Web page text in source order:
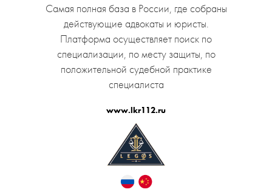
Самая полная база в России, где собраны
действующие адвокаты и юристы.
Платформа осуществляет поиск по
специализации, по месту защиты, по
положительной судебной практике
специалиста
www.lkr112.ru